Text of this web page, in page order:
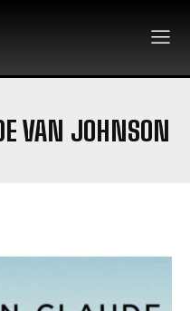
VAN JOHNSON